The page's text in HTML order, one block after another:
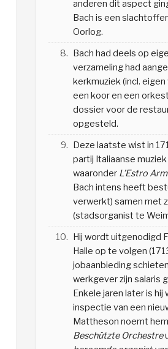
anderen dit aspect
Bach is een
Oorlog.
8. Bach had deels op
verzameling had
kerkmuziek (incl.
een koor en een
dossier voor de
opgesteld.
9. Deze laatste wist in
partij Italiaanse
waaronder L’Estro
Bach intens heeft
verwerkt) samen met
(stadsorganist te
10. Hij wordt uitgenodigd
Halle op te volgen
jobaanbieding
werkgever zijn salaris
Enkele jaren later is hij
inspectie van een
Mattheson noemt
Beschützte Orchestre